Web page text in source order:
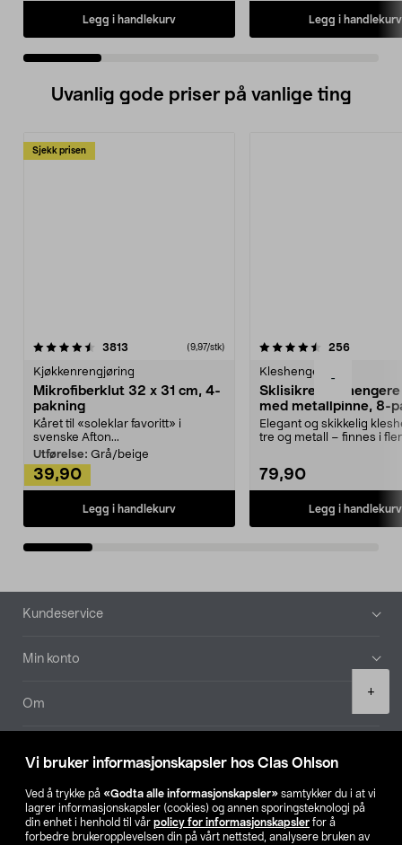
Vi bruker informasjonskapsler hos Clas Ohlson
Ved å trykke på «Godta alle informasjonskapsler» samtykker du i at vi
lagrer informasjonskapsler (cookies) og annen sporingsteknologi på
din enhet i henhold til vår policy for informasjonskapsler for å
forbedre brukeropplevelsen din på vårt nettsted, analysere bruken av
-
+
Legg i handlekurv Legg i handlekurv
Uvanlig gode priser på vanlige ting
Sjekk prisen
3813 anmeldelser(9,97/stk)
Kjøkkenrengjøring
Mikrofiberklut 32 x 31 cm, 4-
pakning
Kåret til «soleklar favoritt» i
svenske Afton...
Utførelse: Grå/beige
39,90
Legg i handlekurv
4.5av 5 stjerner 256
Kleshengere
Sklisikre
med metallpinne, 8-
Elegant og skikkelig
tre og metall – finnes i
79,90
Legg i handlekurv
4.5av 5 stjerner
Bunntekst
Kundeservice
Min konto
Om
Våre selskaper
Finn din butikk